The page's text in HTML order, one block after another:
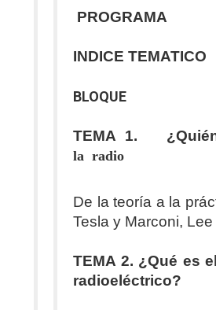
PROGRAMA
INDICE TEMATICO
BLOQUE
TEMA 1.
la radio
De la teoría a la
Tesla y Marconi,
TEMA 2. ¿Qué es
radioeléctrico?